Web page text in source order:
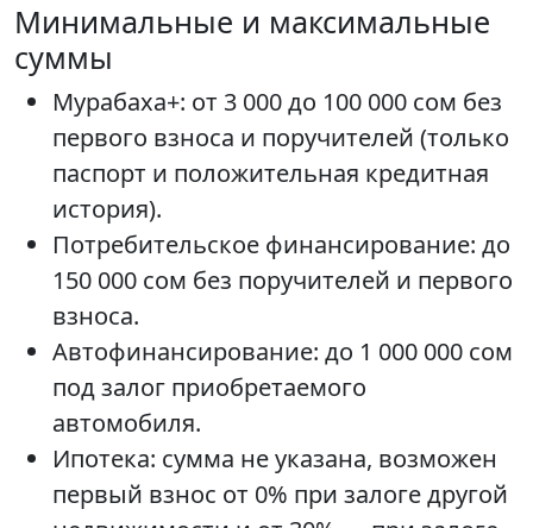
Минимальные и максимальные
суммы
Мурабаха+: от 3 000 до 100 000 сом без
первого взноса и поручителей (только
паспорт и положительная кредитная
история).
Потребительское финансирование: до
150 000 сом без поручителей и первого
взноса.
Автофинансирование: до 1 000 000 сом
под залог приобретаемого
автомобиля.
Ипотека: сумма не указана, возможен
первый взнос от 0% при залоге другой